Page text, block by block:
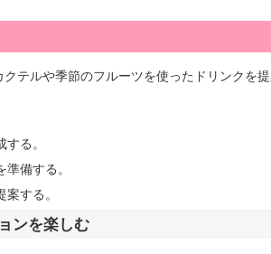
テルや季節のフルーツを使ったドリンクを
る。
備する。
する。
ンを楽しむ